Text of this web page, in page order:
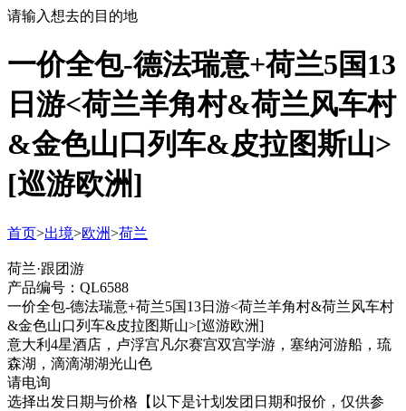
请输入想去的目的地
一价全包-德法瑞意+荷兰5国13
日游<荷兰羊角村&荷兰风车村
&金色山口列车&皮拉图斯山>
[巡游欧洲]
首页>出境>欧洲>荷兰
荷兰·跟团游
产品编号：QL6588
一价全包-德法瑞意+荷兰5国13日游<荷兰羊角村&荷兰风车村
&金色山口列车&皮拉图斯山>[巡游欧洲]
意大利4星酒店，卢浮宫凡尔赛宫双宫学游，塞纳河游船，琉
森湖，滴滴湖湖光山色
请电询
选择出发日期与价格 【以下是计划发团日期和报价，仅供参